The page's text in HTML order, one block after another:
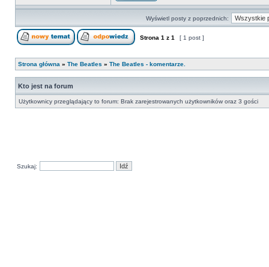
Wyświetl posty z poprzednich:
Strona 1 z 1 [ 1 post ]
Strona główna » The Beatles » The Beatles - komentarze.
Kto jest na forum
Użytkownicy przeglądający to forum: Brak zarejestrowanych użytkowników oraz 3 gości
Szukaj: